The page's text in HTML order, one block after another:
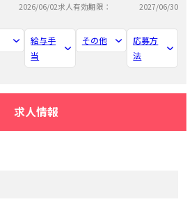
2026/06/02求人有効期限： 2027/06/30
給与手
当
その他
応募方
法
求人情報